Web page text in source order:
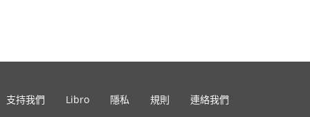
支持我們 Libro 隱私 規則 連絡我們